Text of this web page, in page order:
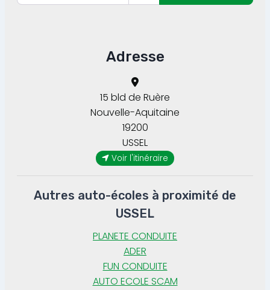
Adresse
15 bld de Ruère
USSEL
Nouvelle-Aquitaine
19200
Voir l'itinéraire
Autres auto-écoles à proximité de
USSEL
PLANETE CONDUITE
ADER
FUN CONDUITE
AUTO ECOLE SCAM